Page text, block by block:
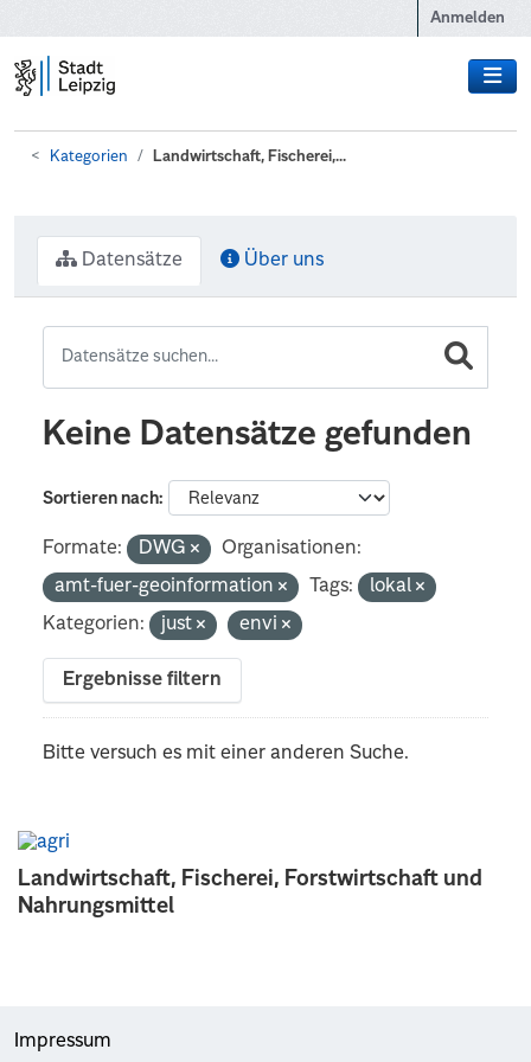
Anmelden
Kategorien Landwirtschaft, Fischerei,...
Landwirtschaft, Fischerei, Forstwirtschaft und
Nahrungsmittel
Datensätze Über uns
Keine Datensätze gefunden
Sortieren nach
Formate: DWG
Organisationen:
amt-fuer-geoinformation
Tags:
lokal
Kategorien:
just envi
Ergebnisse filtern
Bitte versuch es mit einer anderen Suche.
Impressum